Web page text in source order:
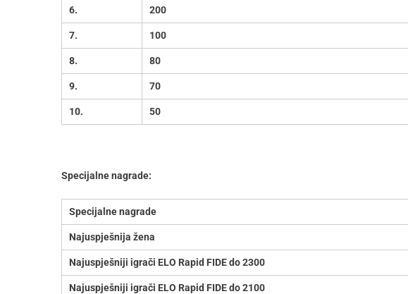
6. 200
7. 100
8. 80
9. 70
10. 50
Specijalne nagrade:
Specijalne nagrade
Najuspješnija žena
Najuspješniji igrači ELO Rapid FIDE do 2300
Najuspješniji igrači ELO Rapid FIDE do 2100